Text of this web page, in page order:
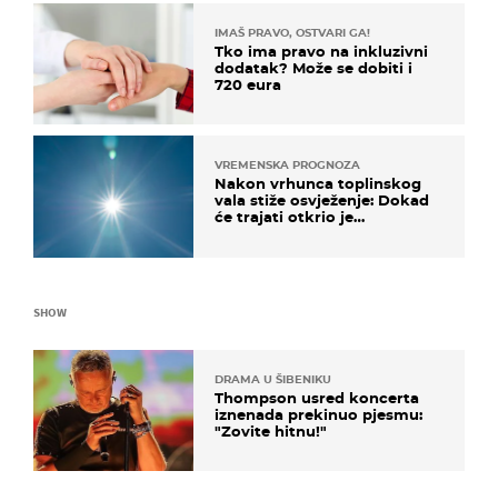
IMAŠ PRAVO, OSTVARI GA!
Tko ima pravo na inkluzivni
dodatak? Može se dobiti i
720 eura
VREMENSKA PROGNOZA
Nakon vrhunca toplinskog
vala stiže osvježenje: Dokad
će trajati otkrio je
SHOW
DRAMA U ŠIBENIKU
Thompson usred koncerta
iznenada prekinuo pjesmu:
"Zovite hitnu!"